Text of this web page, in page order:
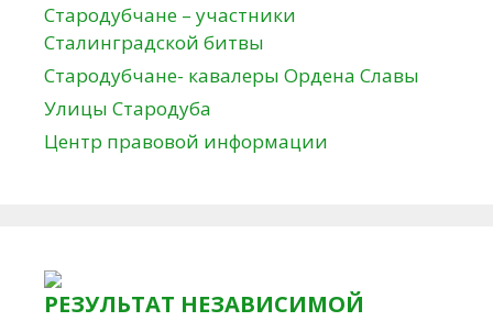
Стародубчане – участники
Сталинградской битвы
Стародубчане- кавалеры Ордена Славы
Улицы Стародуба
Центр правовой информации
РЕЗУЛЬТАТ НЕЗАВИСИМОЙ